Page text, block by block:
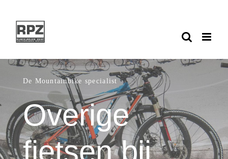
inhoud
De Mountainbike specialist
Overige
fietsen bij